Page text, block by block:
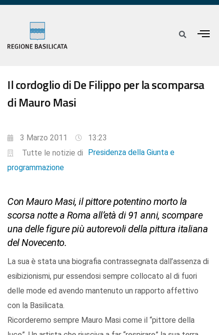
Il cordoglio di De Filippo per la scomparsa
di Mauro Masi
3 Marzo 2011
13:23
Tutte le notizie di
Presidenza della Giunta e
programmazione
Con Mauro Masi, il pittore potentino morto la
scorsa notte a Roma all’età di 91 anni, scompare
una delle figure più autorevoli della pittura italiana
del Novecento.
La sua è stata una biografia contrassegnata dall’assenza di
esibizionismi, pur essendosi sempre collocato al di fuori
delle mode ed avendo mantenuto un rapporto affettivo
con la Basilicata.
Ricorderemo sempre Mauro Masi come il “pittore della